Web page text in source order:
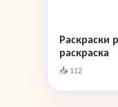
Раскраски
раскраска
📥 112